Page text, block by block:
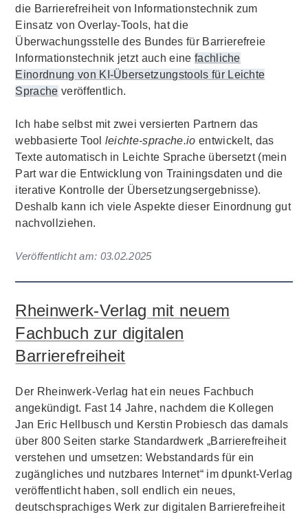
die Barrierefreiheit von Informationstechnik zum
Einsatz von Overlay-Tools, hat die
Überwachungsstelle des Bundes für Barrierefreie
Informationstechnik jetzt auch eine fachliche
Einordnung von KI-Übersetzungstools für Leichte
Sprache veröffentlich.
Ich habe selbst mit zwei versierten Partnern das
webbasierte Tool leichte-sprache.io entwickelt, das
Texte automatisch in Leichte Sprache übersetzt (mein
Part war die Entwicklung von Trainingsdaten und die
iterative Kontrolle der Übersetzungsergebnisse).
Deshalb kann ich viele Aspekte dieser Einordnung gut
nachvollziehen.
Veröffentlicht am: 03.02.2025
Rheinwerk-Verlag mit neuem
Fachbuch zur digitalen
Barrierefreiheit
Der Rheinwerk-Verlag hat ein neues Fachbuch
angekündigt. Fast 14 Jahre, nachdem die Kollegen
Jan Eric Hellbusch und Kerstin Probiesch das damals
über 800 Seiten starke Standardwerk „Barrierefreiheit
verstehen und umsetzen: Webstandards für ein
zugängliches und nutzbares Internet“ im dpunkt-Verlag
veröffentlicht haben, soll endlich ein neues,
deutschsprachiges Werk zur digitalen Barrierefreiheit